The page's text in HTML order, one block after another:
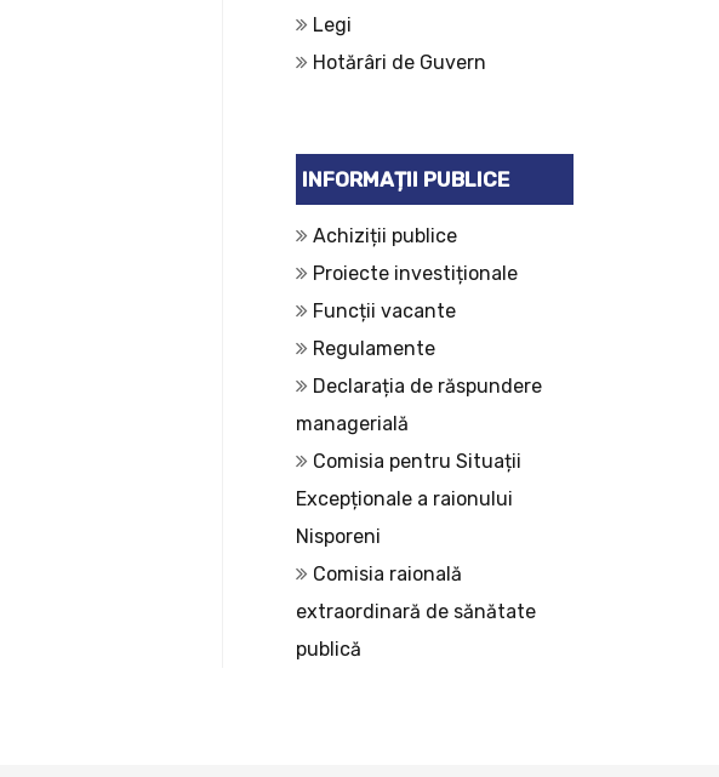
Legi
Hotărâri de Guvern
INFORMAȚII PUBLICE
Achiziții publice
Proiecte investiționale
Funcții vacante
Regulamente
Declarația de răspundere
managerială
Comisia pentru Situații
Excepționale a raionului
Nisporeni
Comisia raională
extraordinară de sănătate
publică